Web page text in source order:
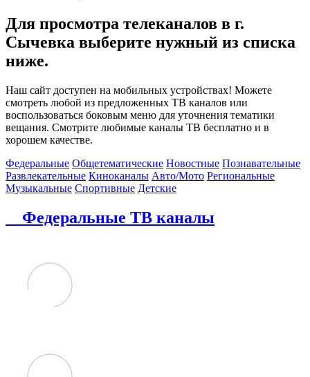
Для просмотра телеканалов в г.
Сычевка выберите нужный из списка
ниже.
Наш сайт доступен на мобильных устройствах! Можете
смотреть любой из предложенных ТВ каналов или
воспользоваться боковым меню для уточнения тематики
вещания. Смотрите любимые каналы ТВ бесплатно и в
хорошем качестве.
Федеральные Общетематические Новостные Познавательные
Развлекательные Киноканалы Авто/Мото Региональные
Музыкальные Спортивные Детские
Федеральные ТВ каналы